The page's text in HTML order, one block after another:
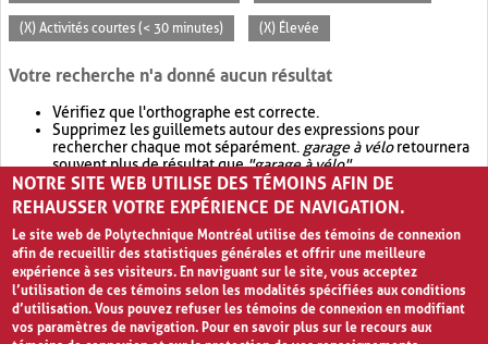
(X) Activités courtes (< 30 minutes) (X) Élevée
Votre recherche n'a donné aucun résultat
Vérifiez que l'orthographe est correcte.
Supprimez les guillemets autour des expressions pour
rechercher chaque mot séparément. garage à véloretournera
souvent plus de résultat que"garage à vélo".
Envisagez d'élargir votre recherche avec OR.garage OR vélo
retournera souvent plus de résultat quegarage à vélo
NOTRE SITE WEB UTILISE DES TÉMOINS AFIN DE
REHAUSSER VOTRE EXPÉRIENCE DE NAVIGATION.
Le site web de Polytechnique Montréal utilise des témoins de connexion
afin de recueillir des statistiques générales et offrir une meilleure
expérience à ses visiteurs. En naviguant sur le site, vous acceptez
l’utilisation de ces témoins selon les modalités spécifiées aux conditions
d’utilisation. Vous pouvez refuser les témoins de connexion en modifiant
vos paramètres de navigation. Pour en savoir plus sur le recours aux